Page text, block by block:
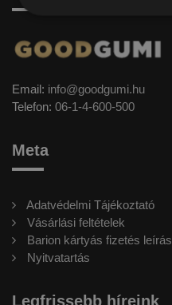
Email: info@goodgumi.hu
Telefon: 06-1-4-600-500
Meta
Adatvédelmi Tájékoztató
Vásárlási feltételek
Barion kártyás fizetés leírás
Nyitvatartás
Legfrissebb híreink